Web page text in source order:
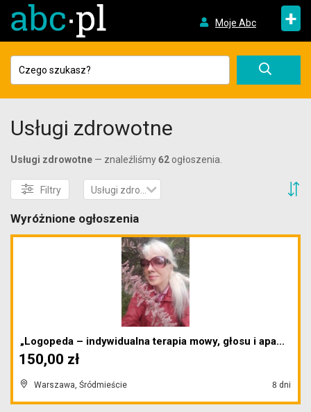
Moje Abc +
Usługi zdrowotne
Usługi zdrowotne — znaleźliśmy62 ogłoszenia.
Filtry Usługi zdrowotne
Wyróżnione ogłoszenia
„Logopeda – indywidualna terapia mowy, głosu i apa...
Warszawa, Śródmieście 8 dni
150,00 zł